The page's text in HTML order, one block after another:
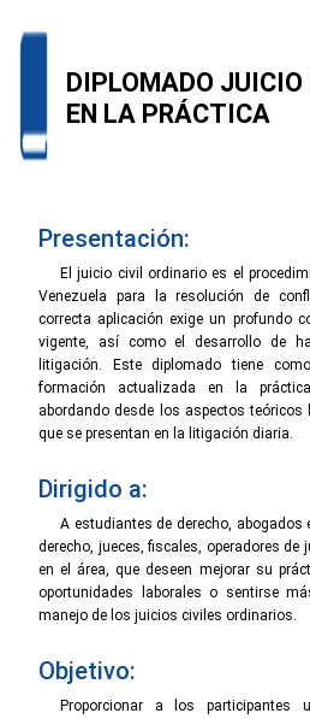
DIPLOMADO
EN LA PRÁCTICA
Presentación:
El juicio civil ordinario es el
Venezuela para la resolución de
correcta aplicación exige un profundo
vigente, así como el desarrollo de
litigación. Este diplomado tiene
formación actualizada en la
abordando desde los aspectos
que se presentan en la litigación diaria.
Dirigido a:
A estudiantes de derecho, abogados
derecho, jueces, fiscales, operadores
en el área, que deseen mejorar su
oportunidades laborales o sentirse
manejo de los juicios civiles ordinarios.
Objetivo:
Proporcionar a los participantes